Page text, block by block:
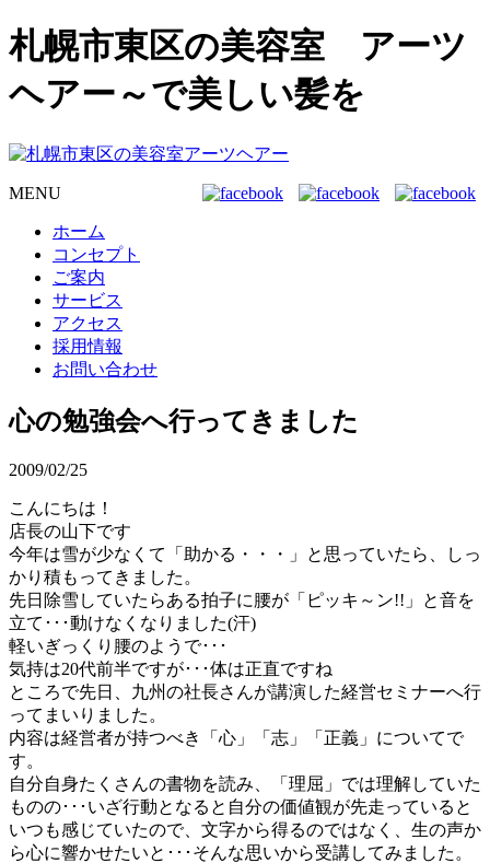
札幌市東区の美容室 アーツ
ヘアー～で美しい髪を
MENU
ホーム
コンセプト
ご案内
サービス
アクセス
採用情報
お問い合わせ
心の勉強会へ行ってきました
2009/02/25
こんにちは！
店長の山下です
今年は雪が少なくて「助かる・・・」と思っていたら、しっ
かり積もってきました。
先日除雪していたらある拍子に腰が「ピッキ～ン!!」と音を
立て･･･動けなくなりました(汗)
軽いぎっくり腰のようで･･･
気持は20代前半ですが･･･体は正直ですね
ところで先日、九州の社長さんが講演した経営セミナーへ行
ってまいりました。
内容は経営者が持つべき「心」「志」「正義」についてで
す。
自分自身たくさんの書物を読み、「理屈」では理解していた
ものの･･･いざ行動となると自分の価値観が先走っていると
いつも感じていたので、文字から得るのではなく、生の声か
ら心に響かせたいと･･･そんな思いから受講してみました。